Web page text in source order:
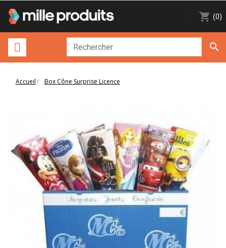
shopping_cart (0)

Accueil Box Cône Surprise Licence